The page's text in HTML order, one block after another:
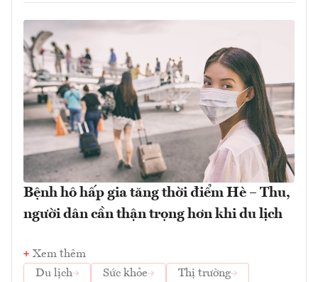
Bệnh hô hấp gia tăng thời điểm Hè – Thu,
người dân cần thận trọng hơn khi du lịch
Xem thêm
Du lịch
Sức khỏe
Thị trường